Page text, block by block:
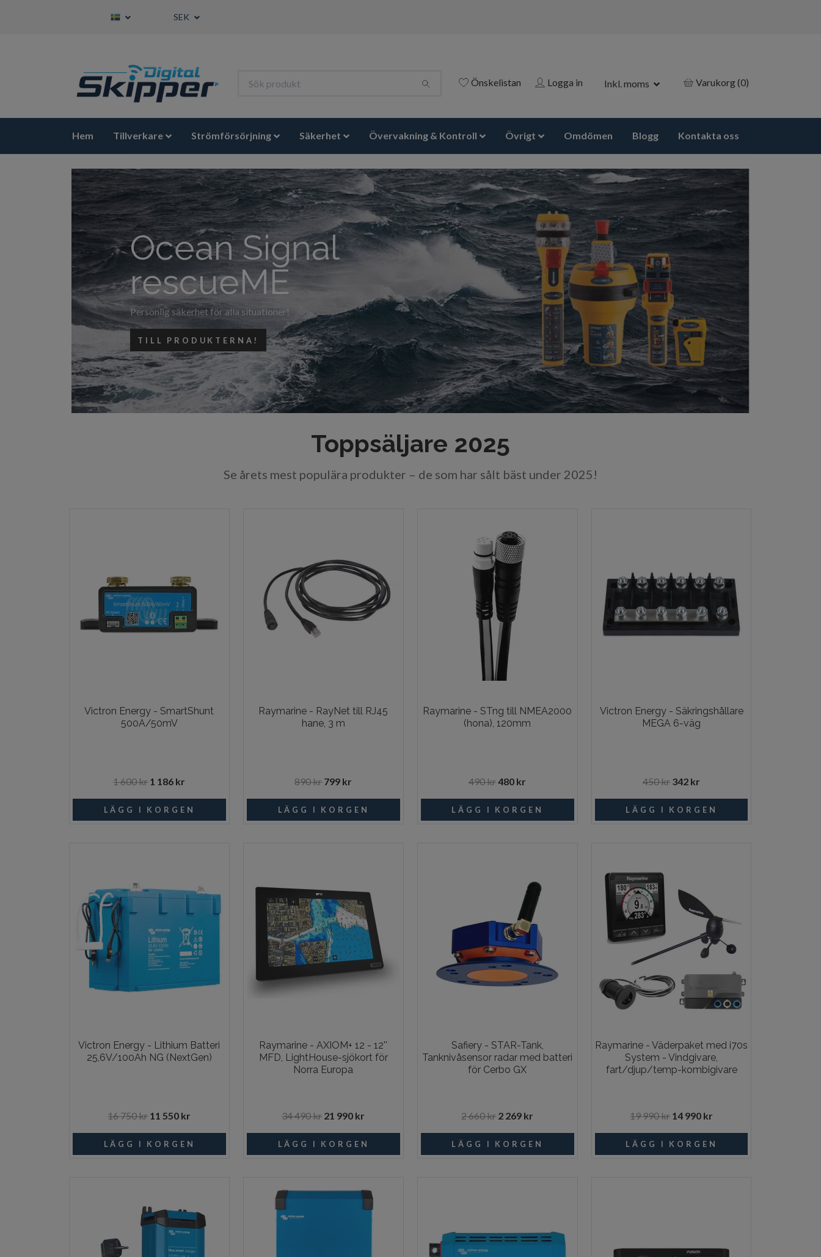
SEK
Önskelistan Logga in Inkl. moms Varukorg(0)
Hem Tillverkare Strömförsörjning Säkerhet Övervakning & Kontroll Övrigt Omdömen Blogg Kontakta oss
Raymarine
Vår & Sommarkampanj 2026
Toppsäljare 2025
Se årets mest populära produkter – de som har sålt bäst under 2025!
Victron Energy - SmartShunt
500A/50mV
1 600 kr1 186 kr
I lager
Raymarine - RayNet till RJ45
hane, 3 m
890 kr 799 kr
Beställningsvara
Raymarine - STng till NMEA2000
(hona), 120mm
490 kr480 kr
I lager
Victron Energy - Säkringshållare
MEGA 6-väg
450 kr 342 kr
I lager
Victron Energy - Lithium Batteri
25,6V/100Ah NG (NextGen)
16 750 kr11 550 kr
Beställningsvara
Raymarine - AXIOM+ 12 - 12''
MFD, LightHouse-sjökort för
Norra Europa
34 490 kr 21 990 kr
I lager
Safiery - STAR-Tank,
Tanknivåsensor radar med batteri
för Cerbo GX
2 660 kr 2 269 kr
I lager
Raymarine - Väderpaket med i70s
System - Vindgivare,
fart/djup/temp-kombigivare
19 990 kr 14 990 kr
I lager